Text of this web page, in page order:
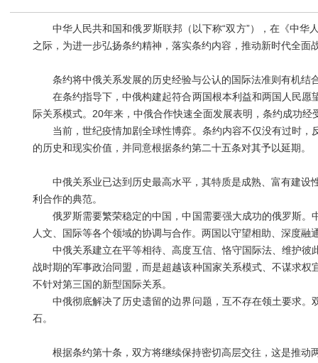
中华人民共和国和俄罗斯联邦（以下称“双方”），在《中华
之际，为进一步弘扬条约精神，落实条约内容，推动新时代全面
条约将中俄关系发展的历史经验与公认的国际法准则有机结
在条约指导下，中俄构建起符合两国根本利益和两国人民愿
际关系模式。20年来，中俄合作快速全面发展表明，条约成功经
当前，世纪疫情加剧全球性博弈。条约内容不仅没有过时，
的历史和现实价值，并同意根据条约第二十五条对其予以延期。
中俄关系业已达到历史最高水平，其特质是成熟、富有建设
利合作的典范。
俄罗斯需要繁荣稳定的中国，中国需要强大成功的俄罗斯。
人文、国际等各个领域的协调与合作。两国以守望相助、深度
中俄关系建立在平等相待、高度互信、恪守国际法、维护彼
战时期的军事政治同盟，而是超越该种国家关系模式、不谋求
不针对第三国的新型国际关系。
中俄彻底解决了历史遗留的边界问题，互不存在领土要求。
石。
根据条约第十条，双方将继续保持密切高层交往，这是推动